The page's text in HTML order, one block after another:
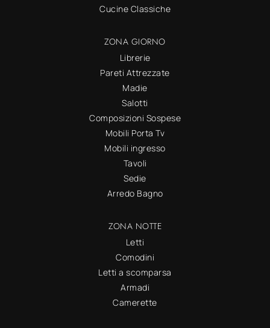
Cucine Classiche
ZONA GIORNO
Librerie
Pareti Attrezzate
Madie
Salotti
Composizioni Sospese
Mobili Porta Tv
Mobili ingresso
Tavoli
Sedie
Arredo Bagno
ZONA NOTTE
Letti
Comodini
Letti a scomparsa
Armadi
Camerette